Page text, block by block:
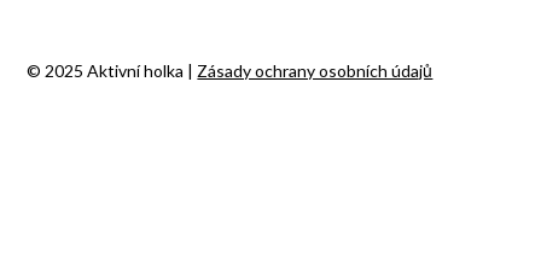
© 2025 Aktivní holka | Zásady ochrany osobních údajů